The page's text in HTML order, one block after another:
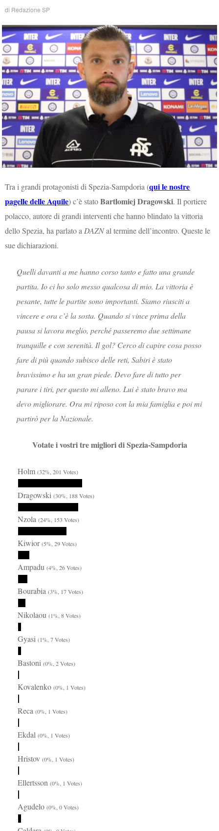
di Redazione SP
Tra i grandi protagonisti di Spezia-Sampdoria (qui le nostre
pagelle delle Aquile) c’è statoBartlomiej Dragowski. Il portiere
polacco, autore di grandi interventi che hanno blindato la vittoria
dello Spezia, ha parlato a DAZNal termine dell’incontro. Queste le
sue dichiarazioni.
Quelli davanti a me hanno corso tanto e fatto una grande
partita. Io ci ho solo messo qualcosa di mio. La vittoria è
pesante, tutte le partite sono importanti. Siamo riusciti a
vincere e ora c’è la sosta. Quando si vince prima della
pausa si lavora meglio, perché passeremo due settimane
tranquille e con serenità. Il gol? Cerco di capire cosa posso
fare di più quando subisco delle reti, Sabiri è stato
bravissimo e ha un gran piede. Devo fare di tutto per
parare i tiri, per questo mi alleno. Lui è stato bravo ma
devo migliorare. Ora mi riposo con la mia famiglia e poi mi
partirò per la Nazionale.
Votate i vostri tre migliori di Spezia-Sampdoria
Holm(32%, 201 Votes)
Dragowski(30%, 188 Votes)
Nzola(24%, 153 Votes)
Kiwior(5%, 29 Votes)
Ampadu(4%, 26 Votes)
Bourabia(3%, 17 Votes)
Nikolaou(1%, 8 Votes)
Gyasi(1%, 7 Votes)
Bastoni(0%, 2 Votes)
Kovalenko(0%, 1 Votes)
Reca(0%, 1 Votes)
Ekdal(0%, 1 Votes)
Hristov(0%, 1 Votes)
Ellertsson(0%, 1 Votes)
Agudelo(0%, 0 Votes)